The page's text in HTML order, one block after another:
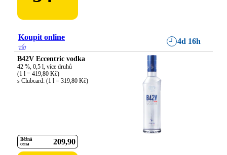
Koupit online 4d 16h
B42V Eccentric vodka
42 %, 0,5 l, více druhů
(1 l = 419,80 Kč)
s Clubcard: (1 l = 319,80 Kč)
Běžná
cena
209 90